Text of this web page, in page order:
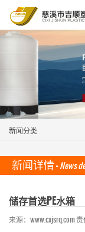
新闻分类
新闻详情 -News
储存首选PE水箱
来源：www.cxjsrq.com